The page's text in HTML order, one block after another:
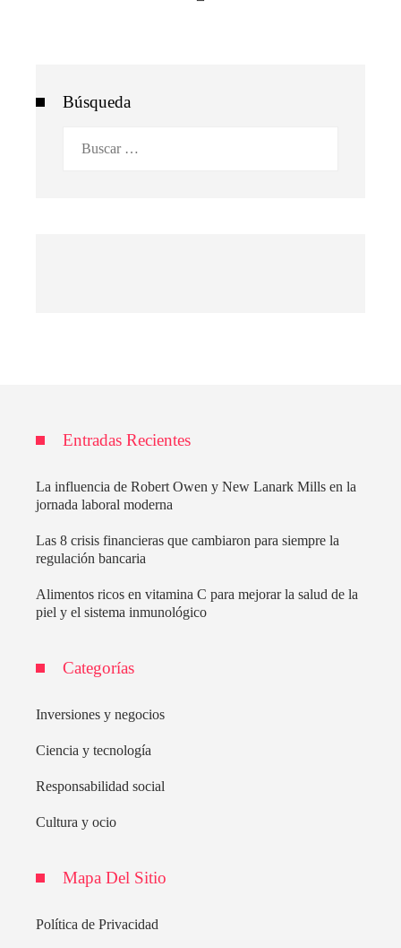
Búsqueda
Entradas Recientes
La influencia de Robert Owen y New Lanark Mills en la
jornada laboral moderna
Las 8 crisis financieras que cambiaron para siempre la
regulación bancaria
Alimentos ricos en vitamina C para mejorar la salud de la
piel y el sistema inmunológico
Categorías
Inversiones y negocios
Ciencia y tecnología
Responsabilidad social
Cultura y ocio
Mapa Del Sitio
Política de Privacidad